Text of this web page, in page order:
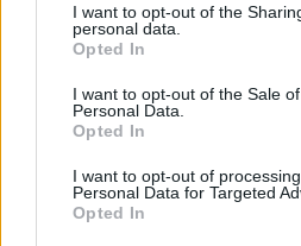
not limited to your visit or usage
grant or deny consent to Google
use your data for below specified
consent section.
I want to opt-out of the
personal data.
Opted In
I want to opt-out of the Sale
Personal Data.
Opted In
I want to opt-out of
Personal Data for Targeted
Opted In